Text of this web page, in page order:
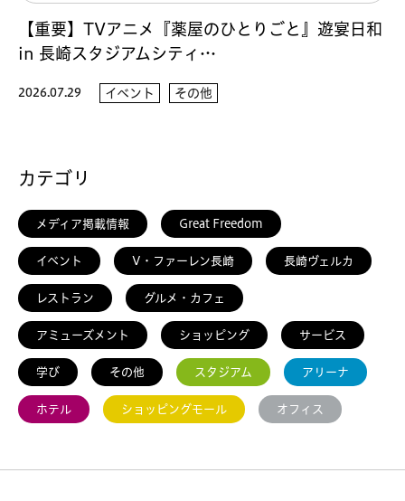
【重要】TVアニメ『薬屋のひとりごと』遊宴日和
in 長崎スタジアムシティ…
2026.07.29 イベント その他
カテゴリ
メディア掲載情報 Great Freedom
イベント V・ファーレン長崎 長崎ヴェルカ
レストラン グルメ・カフェ
アミューズメント ショッピング サービス
学び その他 スタジアム アリーナ
ホテル ショッピングモール オフィス